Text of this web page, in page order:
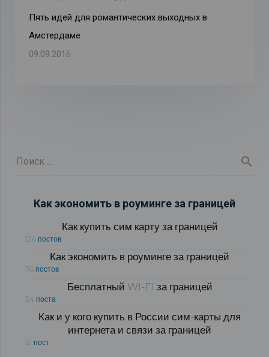
Пять идей для романтических выходных в
Амстердаме
09.09.2016
Как экономить в роуминге за границей
Как купить сим карту за границей
126 постов
Как экономить в роуминге за границей
76 постов
Бесплатный WI-FI за границей
54 поста
Как и у кого купить в России сим-карты для
интернета и связи за границей
51 пост